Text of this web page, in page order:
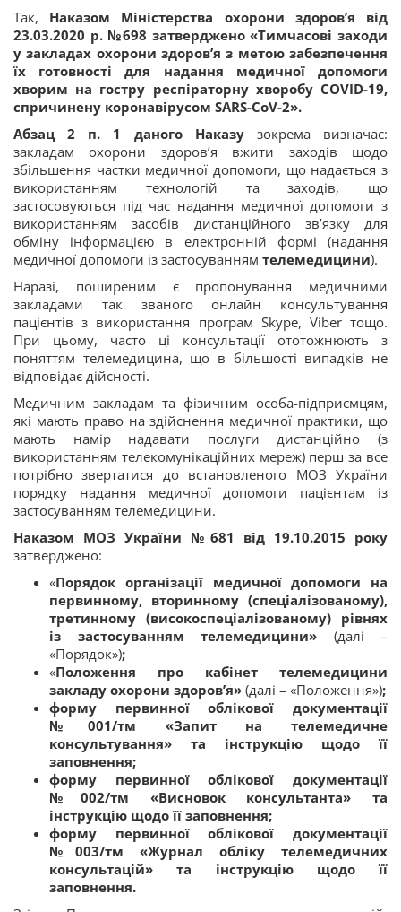
Так, Наказом Міністерства охорони здоров’я від
23.03.2020 р. №698 затверджено «Тимчасові заходи
у закладах охорони здоров’я з метою забезпечення
їх готовності для надання медичної допомоги
хворим на гостру респіраторну хворобу COVID-19,
спричинену коронавірусом SARS-CoV-2».
Абзац 2 п. 1 даного Наказузокрема визначає:
закладам охорони здоров’я вжити заходів щодо
збільшення частки медичної допомоги, що надається з
використанням технологій та заходів, що
застосовуються під час надання медичної допомоги з
використанням засобів дистанційного зв’язку для
обміну інформацією в електронній формі (надання
медичної допомоги із застосуванням телемедицини).
Наразі, поширеним є пропонування медичними
закладами так званого онлайн консультування
пацієнтів з використання програм Skype, Viber тощо.
При цьому, часто ці консультації ототожнюють з
поняттям телемедицина, що в більшості випадків не
відповідає дійсності.
Медичним закладам та фізичним особа-підприємцям,
які мають право на здійснення медичної практики, що
мають намір надавати послуги дистанційно (з
використанням телекомунікаційних мереж) перш за все
потрібно звертатися до встановленого МОЗ України
порядку надання медичної допомоги пацієнтам із
застосуванням телемедицини.
Наказом МОЗ України №681 від 19.10.2015 року
затверджено:
«Порядок організації медичної допомоги на
первинному, вторинному (спеціалізованому),
третинному (високоспеціалізованому) рівнях
із застосуванням телемедицини» (далі –
«Порядок»);
«Положення про кабінет телемедицини
закладу охорони здоров’я» (далі – «Положення»);
форму первинної облікової документації
№001/тм «Запит на телемедичне
консультування» та інструкцію щодо її
заповнення;
форму первинної облікової документації
№002/тм «Висновок консультанта» та
інструкцію щодо її заповнення;
форму первинної облікової документації
№003/тм «Журнал обліку телемедичних
консультацій» та інструкцію щодо її
заповнення.